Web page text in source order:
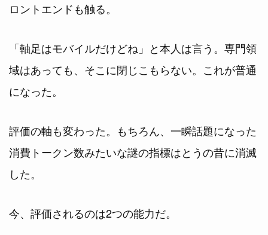
ロントエンドも触る。
「軸足はモバイルだけどね」と本人は言う。専門領
域はあっても、そこに閉じこもらない。これが普通
になった。
評価の軸も変わった。もちろん、一瞬話題になった
消費トークン数みたいな謎の指標はとうの昔に消滅
した。
今、評価されるのは2つの能力だ。